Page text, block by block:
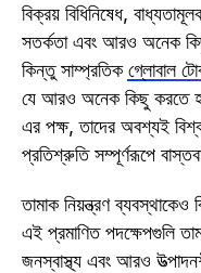
বিক্রয় বিধিনিষেধ,
সতর্কতা এবং আরও অনেক
কিন্তু সাম্প্রতিকগ্লোবাল
যে আরও অনেক কিছু করতে
এর পক্ষ, তাদের অবশ্যই
প্রতিশ্রুতি সম্পূর্ণরূপে
তামাক নিয়ন্ত্রণ
এই প্রমাণিত পদক্ষেপগুলি
জনস্বাস্থ্য এবং আরও